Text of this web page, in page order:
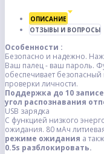
ОПИСАНИЕ
ОТЗЫВЫ И ВОПРОСЫ
Особенности :
Безопасно и надежно.
Ваш палец - ваш пароль.
обеспечивает
проверки личности.
Поддержка до 10
угол распознавания
USB зарядка
С функцией низкого
ожидания. 80 мАч
режиме ожидания а
0.5s разблокировать.